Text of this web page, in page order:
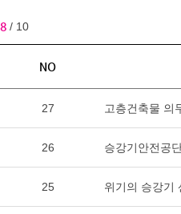
8 / 10
NO
27 고층건축물 의
26 승강기안전공
25 위기의 승강기